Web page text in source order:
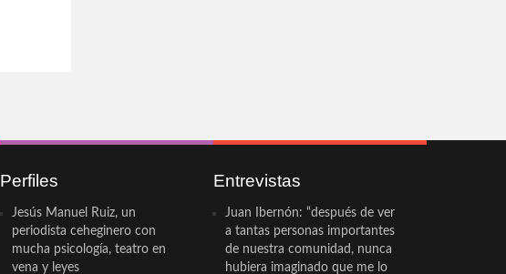
Perfiles
Jesús Manuel Ruiz, un
periodista ceheginero con
mucha psicología, teatro en
vena y leyes
Entrevistas
Juan Ibernón: “después de ver
a tantas personas importantes
de nuestra comunidad, nunca
hubiera imaginado que me lo